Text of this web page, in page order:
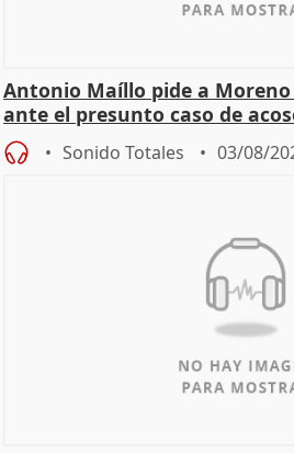
Antonio Maíllo pide a
ante el presunto caso de
Sonido Totales 03/08/